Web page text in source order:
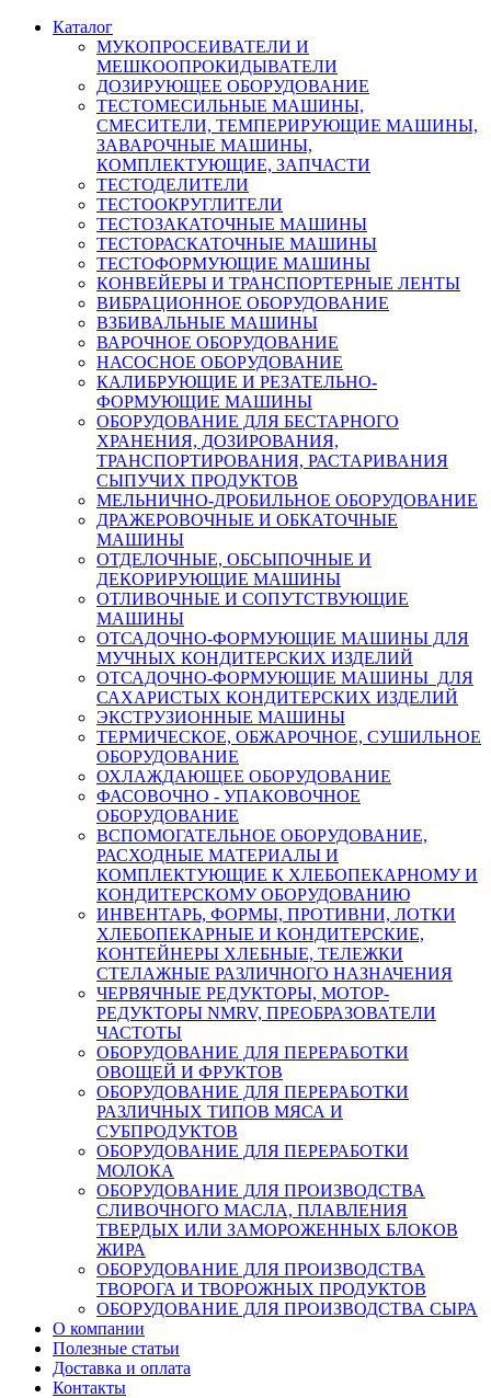
Каталог
МУКОПРОСЕИВАТЕЛИ И
МЕШКООПРОКИДЫВАТЕЛИ
ДОЗИРУЮЩЕЕ ОБОРУДОВАНИЕ
ТЕСТОМЕСИЛЬНЫЕ МАШИНЫ,
СМЕСИТЕЛИ, ТЕМПЕРИРУЮЩИЕ МАШИНЫ,
ЗАВАРОЧНЫЕ МАШИНЫ,
КОМПЛЕКТУЮЩИЕ, ЗАПЧАСТИ
ТЕСТОДЕЛИТЕЛИ
ТЕСТООКРУГЛИТЕЛИ
ТЕСТОЗАКАТОЧНЫЕ МАШИНЫ
ТЕСТОРАСКАТОЧНЫЕ МАШИНЫ
ТЕСТОФОРМУЮЩИЕ МАШИНЫ
КОНВЕЙЕРЫ И ТРАНСПОРТЕРНЫЕ ЛЕНТЫ
ВИБРАЦИОННОЕ ОБОРУДОВАНИЕ
ВЗБИВАЛЬНЫЕ МАШИНЫ
ВАРОЧНОЕ ОБОРУДОВАНИЕ
НАСОСНОЕ ОБОРУДОВАНИЕ
КАЛИБРУЮЩИЕ И РЕЗАТЕЛЬНО-
ФОРМУЮЩИЕ МАШИНЫ
ОБОРУДОВАНИЕ ДЛЯ БЕСТАРНОГО
ХРАНЕНИЯ, ДОЗИРОВАНИЯ,
ТРАНСПОРТИРОВАНИЯ, РАСТАРИВАНИЯ
СЫПУЧИХ ПРОДУКТОВ
МЕЛЬНИЧНО-ДРОБИЛЬНОЕ ОБОРУДОВАНИЕ
ДРАЖЕРОВОЧНЫЕ И ОБКАТОЧНЫЕ
МАШИНЫ
ОТДЕЛОЧНЫЕ, ОБСЫПОЧНЫЕ И
ДЕКОРИРУЮЩИЕ МАШИНЫ
ОТЛИВОЧНЫЕ И СОПУТСТВУЮЩИЕ
МАШИНЫ
ОТСАДОЧНО-ФОРМУЮЩИЕ МАШИНЫ ДЛЯ
МУЧНЫХ КОНДИТЕРСКИХ ИЗДЕЛИЙ
ОТСАДОЧНО-ФОРМУЮЩИЕ МАШИНЫ ДЛЯ
САХАРИСТЫХ КОНДИТЕРСКИХ ИЗДЕЛИЙ
ЭКСТРУЗИОННЫЕ МАШИНЫ
ТЕРМИЧЕСКОЕ, ОБЖАРОЧНОЕ, СУШИЛЬНОЕ
ОБОРУДОВАНИЕ
ОХЛАЖДАЮЩЕЕ ОБОРУДОВАНИЕ
ФАСОВОЧНО - УПАКОВОЧНОЕ
ОБОРУДОВАНИЕ
ВСПОМОГАТЕЛЬНОЕ ОБОРУДОВАНИЕ,
РАСХОДНЫЕ МАТЕРИАЛЫ И
КОМПЛЕКТУЮЩИЕ К ХЛЕБОПЕКАРНОМУ И
КОНДИТЕРСКОМУ ОБОРУДОВАНИЮ
ИНВЕНТАРЬ, ФОРМЫ, ПРОТИВНИ, ЛОТКИ
ХЛЕБОПЕКАРНЫЕ И КОНДИТЕРСКИЕ,
КОНТЕЙНЕРЫ ХЛЕБНЫЕ, ТЕЛЕЖКИ
СТЕЛАЖНЫЕ РАЗЛИЧНОГО НАЗНАЧЕНИЯ
ЧЕРВЯЧНЫЕ РЕДУКТОРЫ, МОТОР-
РЕДУКТОРЫ NMRV, ПРЕОБРАЗОВАТЕЛИ
ЧАСТОТЫ
ОБОРУДОВАНИЕ ДЛЯ ПЕРЕРАБОТКИ
ОВОЩЕЙ И ФРУКТОВ
ОБОРУДОВАНИЕ ДЛЯ ПЕРЕРАБОТКИ
РАЗЛИЧНЫХ ТИПОВ МЯСА И
СУБПРОДУКТОВ
ОБОРУДОВАНИЕ ДЛЯ ПЕРЕРАБОТКИ
МОЛОКА
ОБОРУДОВАНИЕ ДЛЯ ПРОИЗВОДСТВА
СЛИВОЧНОГО МАСЛА, ПЛАВЛЕНИЯ
ТВЕРДЫХ ИЛИ ЗАМОРОЖЕННЫХ БЛОКОВ
ЖИРА
ОБОРУДОВАНИЕ ДЛЯ ПРОИЗВОДСТВА
ТВОРОГА И ТВОРОЖНЫХ ПРОДУКТОВ
ОБОРУДОВАНИЕ ДЛЯ ПРОИЗВОДСТВА СЫРА
О компании
Полезные статьи
Доставка и оплата
Контакты